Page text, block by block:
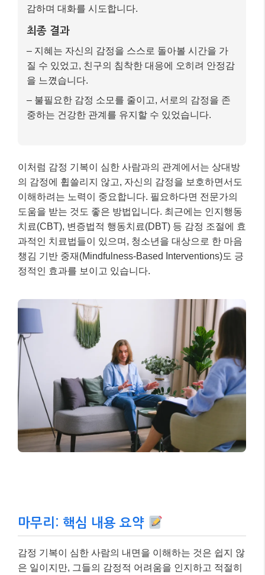
감하며 대화를 시도합니다.
최종 결과
– 지혜는 자신의 감정을 스스로 돌아볼 시간을 가
질 수 있었고, 친구의 침착한 대응에 오히려 안정감
을 느꼈습니다.
– 불필요한 감정 소모를 줄이고, 서로의 감정을 존
중하는 건강한 관계를 유지할 수 있었습니다.
이처럼 감정 기복이 심한 사람과의 관계에서는 상대방
의 감정에 휩쓸리지 않고, 자신의 감정을 보호하면서도
이해하려는 노력이 중요합니다. 필요하다면 전문가의
도움을 받는 것도 좋은 방법입니다. 최근에는 인지행동
치료(CBT), 변증법적 행동치료(DBT) 등 감정 조절에 효
과적인 치료법들이 있으며, 청소년을 대상으로 한 마음
챙김 기반 중재(Mindfulness-Based Interventions)도 긍
정적인 효과를 보이고 있습니다.